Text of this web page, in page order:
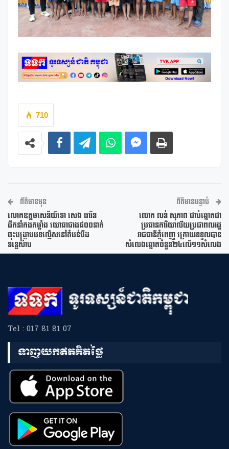
710
ព័ត៌មានមុន
លោកឧត្តមសេនីយ៍ទោ សេង ធារិន
ដឹកនាំកងកម្លាំង យោធាជាង៨០០នាក់
ចុះបង្ក្រាបបទល្មើសនៅតំបន់បឹង
ទន្លេសាប
ព័ត៌មានបន្ទាប់
លោក លន់ សុភាព ជាប់ឆ្នោតជា
ប្រធានការិយាល័យប្រជាពលរដ្ឋ
រាជធានីភ្នំពេញ ក្រោយទទួលបាន
សំលេងឆ្នោតចំនួន២៤លើ១១សំលេង
Tel : 017 81 81 07
ទាញយកឥតគិតថ្លៃ